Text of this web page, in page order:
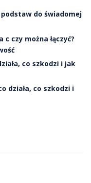
do świadomej
czy można łączyć?
co szkodzi i jak
działa, co szkodzi i